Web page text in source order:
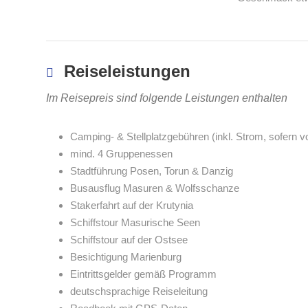
Reiseleistungen
Im Reisepreis sind folgende Leistungen enthalten
Camping- & Stellplatzgebühren (inkl. Strom, sofern
mind. 4 Gruppenessen
Stadtführung Posen, Torun & Danzig
Busausflug Masuren & Wolfsschanze
Stakerfahrt auf der Krutynia
Schiffstour Masurische Seen
Schiffstour auf der Ostsee
Besichtigung Marienburg
Eintrittsgelder gemäß Programm
deutschsprachige Reiseleitung